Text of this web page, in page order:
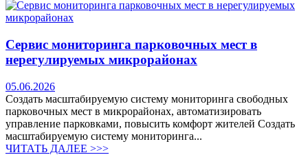
Сервис мониторинга парковочных мест в
нерегулируемых микрорайонах
05.06.2026
Создать масштабируемую систему мониторинга свободных
парковочных мест в микрорайонах, автоматизировать
управление парковками, повысить комфорт жителей Создать
масштабируемую систему мониторинга...
ЧИТАТЬ ДАЛЕЕ >>>